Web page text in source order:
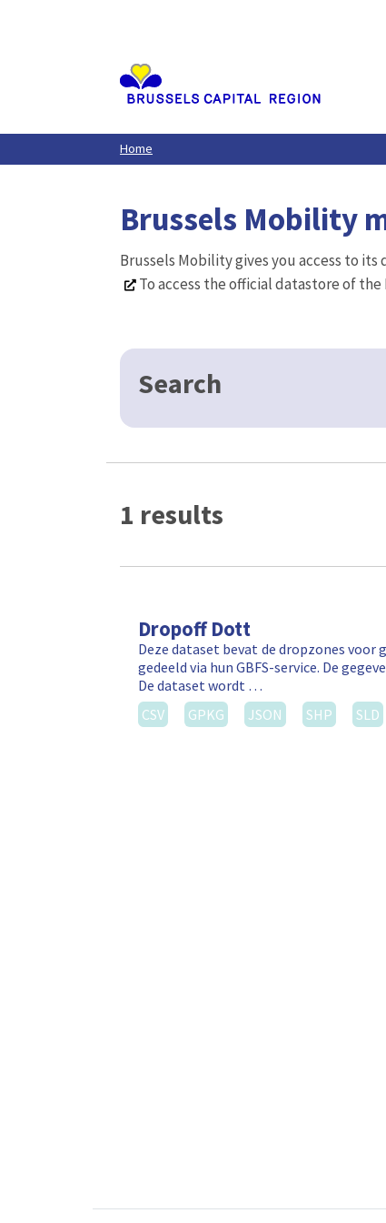
Home
Brussels Mobility
Brussels Mobility gives you access to
To access the official datastore of
Search
1 results
Dropoff Dott
Deze dataset bevat de dropzones
gedeeld via hun GBFS-service. De
De dataset wordt …
CSV
GPKG JSON SHP SLD